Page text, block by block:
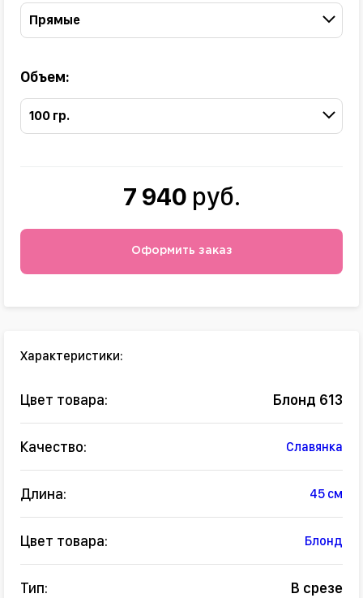
Прямые
Объем:
100 гр.
7 940 руб.
Оформить заказ
Характеристики:
Цвет товара: Блонд 613
Качество: Славянка
Длина: 45 см
Цвет товара: Блонд
Тип: В срезе